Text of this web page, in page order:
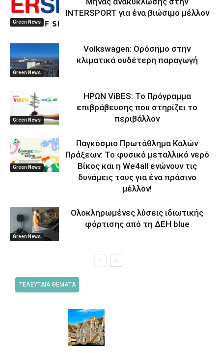
Green News
INTERSPORT για ένα βιώσιμο μέλλον
Green News
Volkswagen: Ορόσημο στην
κλιματικά ουδέτερη παραγωγή
Green News
ΗΡΩΝ ViBES: Το Πρόγραμμα
επιβράβευσης που στηρίζει το
περιβάλλον
Green News
Παγκόσμιο Πρωτάθλημα Καλών
Πράξεων: Το φυσικό μεταλλικό νερό
Βίκος και η We4all ενώνουν τις
δυνάμεις τους για ένα πράσινο
μέλλον!
Green News
Ολοκληρωμένες λύσεις ιδιωτικής
φόρτισης από τη ΔΕΗ blue
ΤΕΛΕΥΤΑΙΑ ΘΕΜΑΤΑ